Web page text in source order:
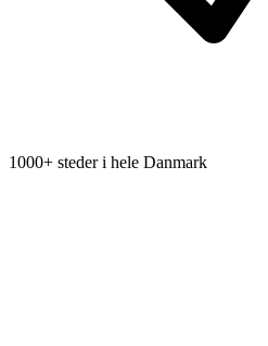
1000+ steder i hele Danmark